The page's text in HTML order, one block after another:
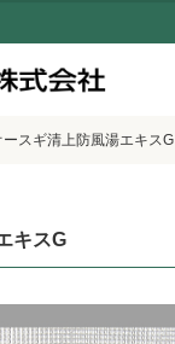
ースギ清上防風湯エキスG
キスG